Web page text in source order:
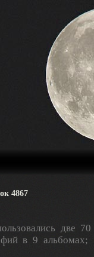
4867
две
в 9 альбомах;